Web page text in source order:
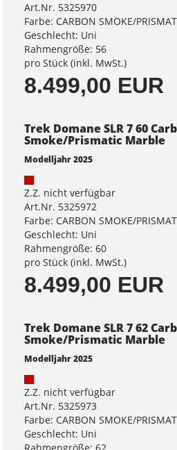
Art.Nr. 5325970
Farbe: CARBON SMOKE/
Geschlecht: Uni
Rahmengröße: 56
pro Stück (inkl. MwSt.)
8.499,00 EUR
Trek Domane SLR 7 60
Smoke/Prismatic Marble
Modelljahr 2025
Z.Z. nicht verfügbar
Art.Nr. 5325972
Farbe: CARBON SMOKE/
Geschlecht: Uni
Rahmengröße: 60
pro Stück (inkl. MwSt.)
8.499,00 EUR
Trek Domane SLR 7 62
Smoke/Prismatic Marble
Modelljahr 2025
Z.Z. nicht verfügbar
Art.Nr. 5325973
Farbe: CARBON SMOKE/
Geschlecht: Uni